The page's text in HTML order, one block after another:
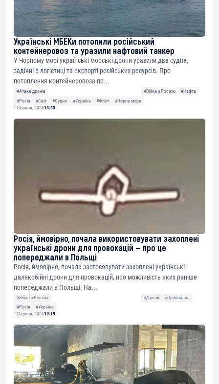
Українські МБЕКи потопили російський
контейнеровоз та уразили нафтовий танкер
У Чорному морі українські морські дрони уразили два судна,
задіяні в логістиці та експорті російських ресурсів. Про
потоплення контейнеровоза по...
#Атака дронів #Війна з Росією
#Нафта
#Росія
#Світ #Судно #Україна #Флот
#Чорне море
1 Серпня, 202614:43
Росія, ймовірно, почала використовувати захоплені
українські дрони для провокацій — про це
попереджали в Польщі
Росія, ймовірно, почала застосовувати захоплені українські
далекобійні дрони для провокацій, про можливість яких раніше
попереджали в Польщі. На...
#Війна з Росією #Дрони
#Провокації
#Росія
#Україна
1 Серпня, 202619:19